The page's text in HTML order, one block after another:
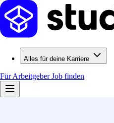
Alles für deine Karriere
Für ArbeitgeberJob finden